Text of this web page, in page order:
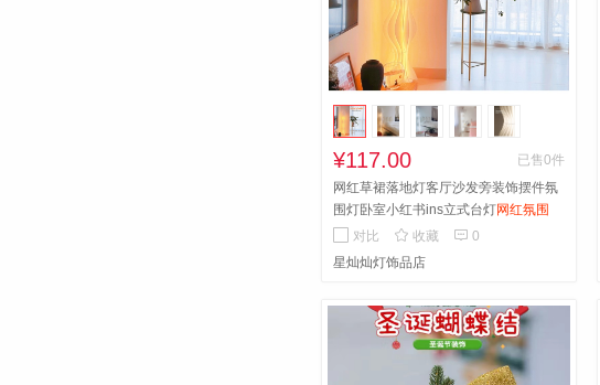
¥117.00
已售0件
网红草裙落地灯客厅沙发旁装饰摆件氛
围灯卧室小红书ins立式台灯网红氛围
对比
 收藏  0
星灿灿灯饰品店